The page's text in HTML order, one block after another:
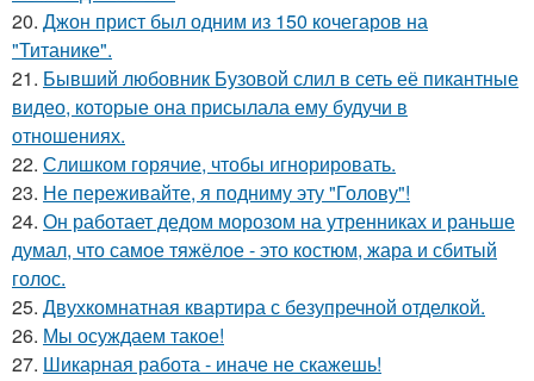
20. Джон прист был одним из 150 кочегаров на
"Титанике".
21. Бывший любовник Бузовой слил в сеть её пикантные
видео, которые она присылала ему будучи в
отношениях.
22. Слишком горячие, чтобы игнорировать.
23. Не переживайте, я подниму эту "Голову"!
24. Он работает дедом морозом на утренниках и раньше
думал, что самое тяжёлое - это костюм, жара и сбитый
голос.
25. Двухкомнатная квартира с безупречной отделкой.
26. Мы осуждаем такое!
27. Шикарная работа - иначе не скажешь!